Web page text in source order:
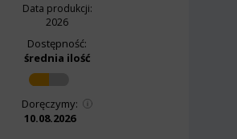
Data produkcji:
2026
Dostępność:
średnia ilość
Doręczymy:
10.08.2026